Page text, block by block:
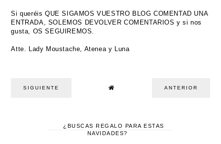
Si queréis QUE SIGAMOS VUESTRO BLOG COMENTAD UNA
ENTRADA, SOLEMOS DEVOLVER COMENTARIOS y si nos
gusta, OS SEGUIREMOS.
Atte. Lady Moustache, Atenea y Luna
SIGUIENTE ANTERIOR
¿BUSCAS REGALO PARA ESTAS
NAVIDADES?